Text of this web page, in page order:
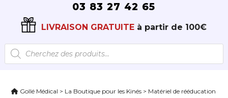
03 83 27 42 65
LIVRAISON GRATUITE à partir de 100€
Recherche
de
produits
Gollé Médical > La Boutique pour les Kinés > Matériel de rééducation